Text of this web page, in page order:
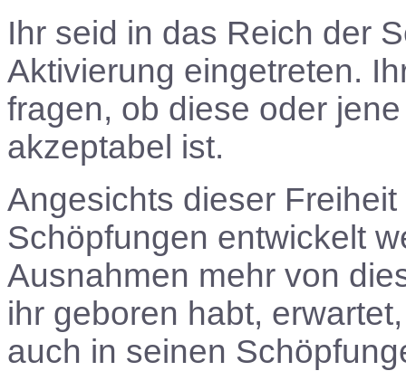
Ihr seid in das Reich der
Aktivierung eingetreten.
fragen, ob diese oder
akzeptabel ist.
Angesichts dieser
Schöpfungen entwickelt
Ausnahmen mehr von
ihr geboren habt,
auch in seinen